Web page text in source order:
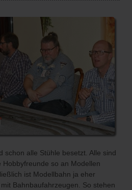
schon alle Stühle besetzt. Alle sind
Hobbyfreunde so an Modellen
ist Modellbahn ja eher
Bahnbaufahrzeugen. So stehen